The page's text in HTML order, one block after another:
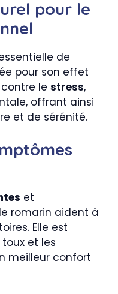
pour le
de
pour son effet
le stress,
offrant ainsi
et de sérénité.
et
romarin aident à
Elle est
et les
meilleur confort